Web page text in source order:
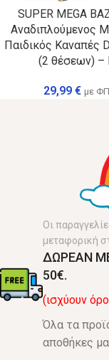
SUPER MEGA
Αναδιπλούμενος
Παιδικός Καναπές
(2 θέσεων) –
29,99 € με
Οι
μεταφορική
ΔΩΡΕΑΝ
50€.
(ισχύουν
Όλα τα
αποθήκες